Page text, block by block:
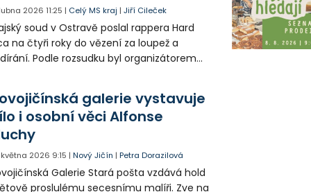
2026 11:25 | Celý MS kraj |Jiří Cileček
soud v Ostravě poslal rappera Hard
na čtyři roky do vězení za loupež a
Podle rozsudku byl organizátorem
tří do pěti let. Rozsudek zatím není
galerie vystavuje
i osobní věci Alfonse
května 2026 9:15 |Nový Jičín |Petra Dorazilová
Galerie Stará pošta vzdává hold
proslulému secesnímu malíři. Zve na